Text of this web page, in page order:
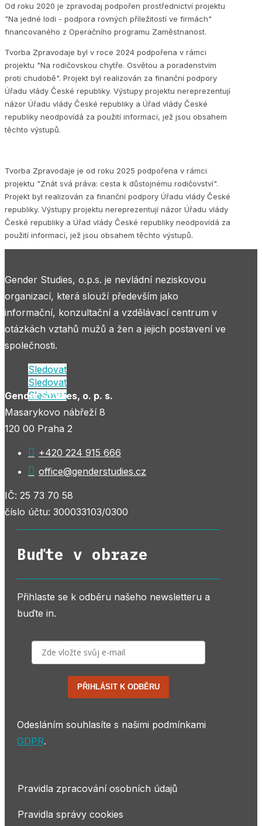
Od roku 2020 je zpravodaj podpořen prostřednictví projektu
"Na jedné lodi - podpora rovných příležitostí ve firmách"
financovaného z Operačního programu Zaměstnanost.
Tvorba Zpravodaje byl v roce 2024 podpořena v rámci
projektu "Na rodičovskou chytře. Osvětou a poradenstvím
proti chudobě". Projekt byl realizován za finanční podpory
Úřadu vlády České republiky. Výstupy projektu nereprezentují
názor Úřadu vlády České republiky a Úřad vlády České
republiky neodpovídá za použití informací, jež jsou obsahem
těchto výstupů.
Tvorba Zpravodaje je od roku 2025 podpořena v rámci
projektu "Znát svá práva: cesta k důstojnému rodičovství".
Projekt byl realizován za finanční podpory Úřadu vlády České
republiky. Výstupy projektu nereprezentují názor Úřadu vlády
České republiky a Úřad vlády České republiky neodpovídá za
použití informací, jež jsou obsahem těchto výstupů.
Gender Studies, o.p.s. je nevládní neziskovou
organizací, která slouží především jako
informační, konzultační a vzdělávací centrum v
otázkách vztahů mužů a žen a jejich postavení ve
společnosti.
Sledovat
Sledovat
Sledovat
Gender Studies, o. p. s.
Masarykovo nábřeží 8
120 00 Praha 2
 +420 224 915 666
 office@genderstudies.cz
IČ: 25 73 70 58
číslo účtu: 300033103/0300
Buďte v obraze
Přihlaste se k odběru našeho newsletteru a
buďte in.
PŘIHLÁSIT K ODBĚRU
Odesláním souhlasíte s našimi podmínkami
GDPR.
Pravidla zpracování osobních údajů
Pravidla správy cookies